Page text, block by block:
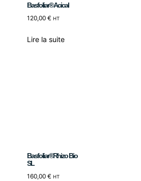
Basfoliar® Acical
120,00 € HT
Lire la suite
Basfoliar®Rhizo Bio
SL
160,00 € HT